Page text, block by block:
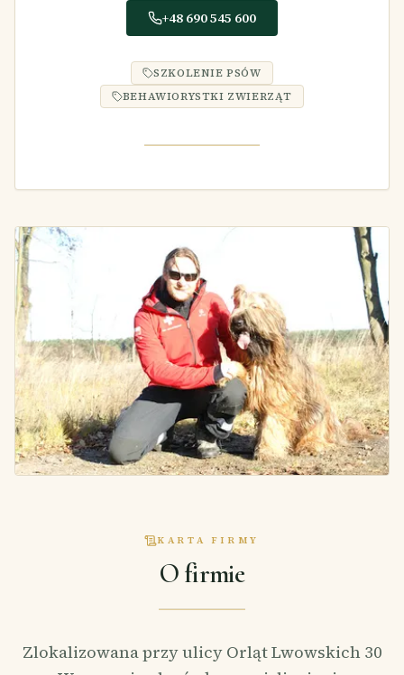
+48 690 545 600
SZKOLENIE PSÓW
BEHAWIORYSTKI ZWIERZĄT
KARTA FIRMY
O firmie
Zlokalizowana przy ulicy Orląt Lwowskich 30